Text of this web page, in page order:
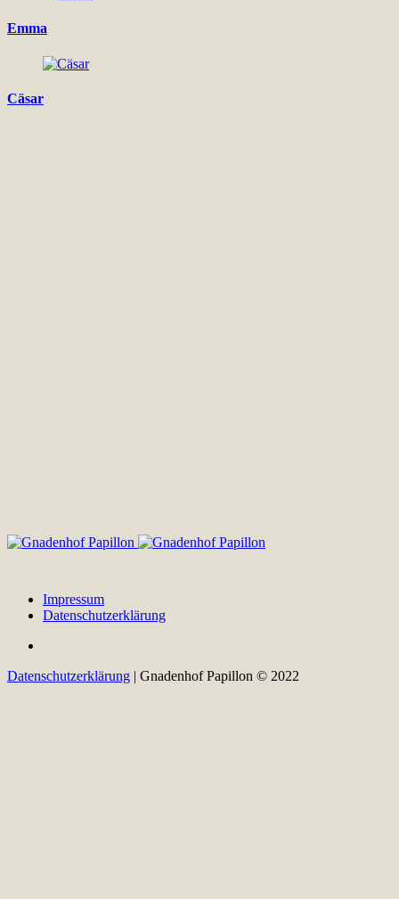
Emma
Cäsar
Impressum
Datenschutzerklärung
Datenschutzerklärung | Gnadenhof Papillon © 2022